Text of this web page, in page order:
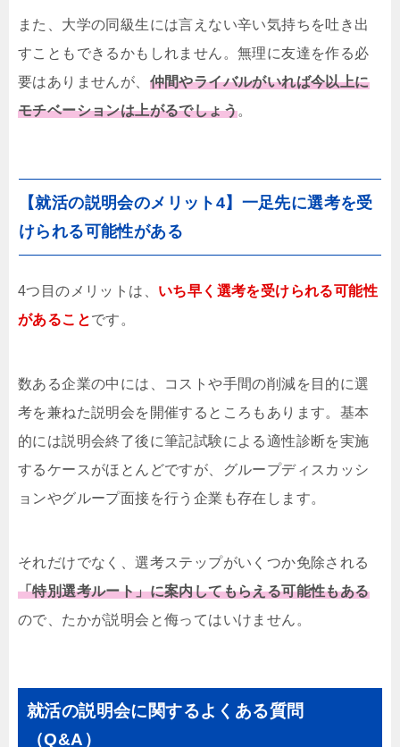
また、大学の同級生には言えない辛い気持ちを吐き出
すこともできるかもしれません。無理に友達を作る必
要はありませんが、 仲間やライバルがいれば今以上に
モチベーションは上がるでしょう。
【就活の説明会のメリット4】一足先に選考を受
けられる可能性がある
4つ目のメリットは、 いち早く選考を受けられる可能性
があることです。
数ある企業の中には、コストや手間の削減を目的に選
考を兼ねた説明会を開催するところもあります。基本
的には説明会終了後に筆記試験による適性診断を実施
するケースがほとんどですが、グループディスカッシ
ョンやグループ面接を行う企業も存在します。
それだけでなく、選考ステップがいくつか免除される
「特別選考ルート」に案内してもらえる可能性もある
ので、たかが説明会と侮ってはいけません。
就活の説明会に関するよくある質問
（Q&A）